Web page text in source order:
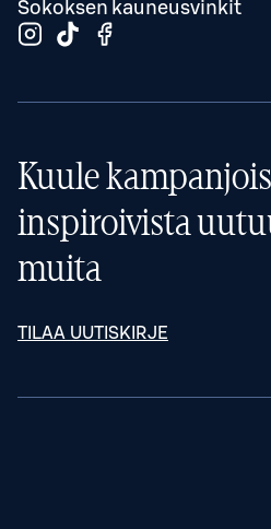
Sokoksen kauneusvinkit
Kuule
inspiroivista
muita
TILAA UUTISKIRJE